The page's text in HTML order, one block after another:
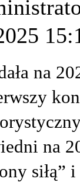
na
na
siłą”